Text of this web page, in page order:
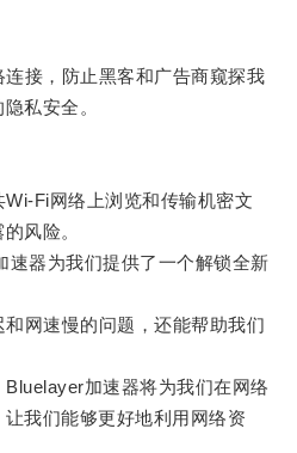
接，防止黑客和广告商窥探我
私安全。
Fi网络上浏览和传输机密文
风险。
器为我们提供了一个解锁全新
网速慢的问题，还能帮助我们
加速器将为我们在网络
我们能够更好地利用网络资